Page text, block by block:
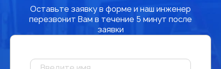
Оставьте заявку в форме и наш инженер
перезвонит Вам в течение 5 минут после
заявки